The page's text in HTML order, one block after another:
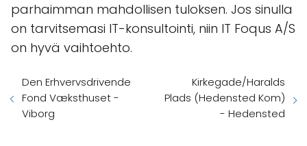
parhaimman mahdollisen tuloksen. Jos sinulla
on tarvitsemasi IT-konsultointi, niin IT Foqus A/S
on hyvä vaihtoehto.
Den Erhvervsdrivende
Fond Væksthuset -
Viborg
Kirkegade/Haralds
Plads (Hedensted Kom)
- Hedensted